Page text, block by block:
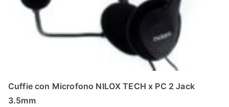
Cuffie con Microfono NILOX TECH x PC 2 Jack
3.5mm